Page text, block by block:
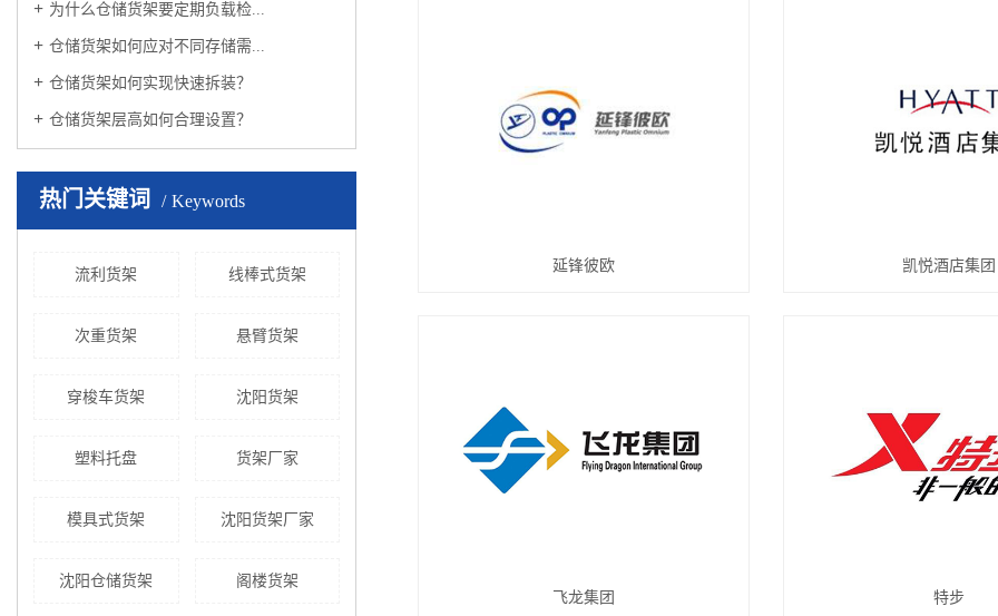
为什么仓储货架要定期负载检...
仓储货架如何应对不同存储需...
仓储货架如何实现快速拆装？
仓储货架层高如何合理设置？
热门关键词 Keywords
流利货架 线棒式货架
次重货架 悬臂货架
穿梭车货架 沈阳货架
塑料托盘 货架厂家
模具式货架 沈阳货架厂家
沈阳仓储货架 阁楼货架
延锋彼欧 凯悦酒店集团
飞龙集团 特步